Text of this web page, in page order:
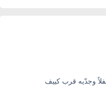
وجدّيه قرب كييف